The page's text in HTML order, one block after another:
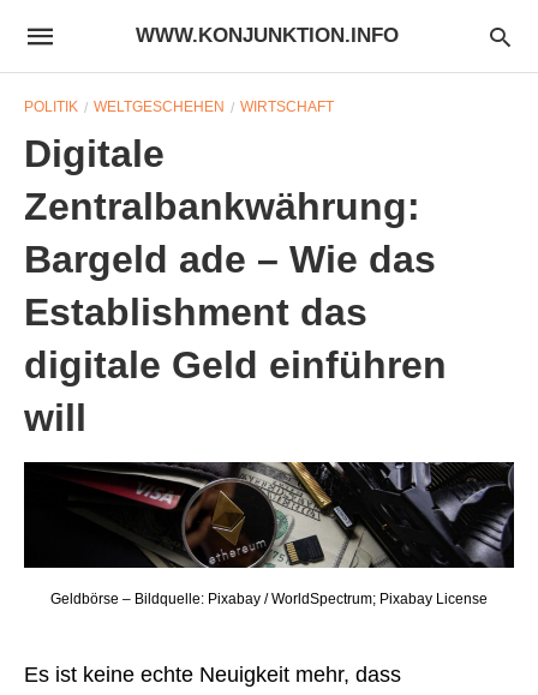
WWW.KONJUNKTION.INFO
POLITIK WELTGESCHEHEN WIRTSCHAFT
Digitale
Zentralbankwährung:
Bargeld ade – Wie das
Establishment das
digitale Geld einführen
will
Geldbörse – Bildquelle: Pixabay / WorldSpectrum; Pixabay License
Es ist keine echte Neuigkeit mehr, dass